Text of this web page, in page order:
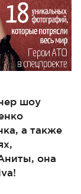
шоу
а также
она